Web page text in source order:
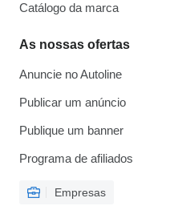
Catálogo da marca
As nossas ofertas
Anuncie no Autoline
Publicar um anúncio
Publique um banner
Programa de afiliados
Empresas